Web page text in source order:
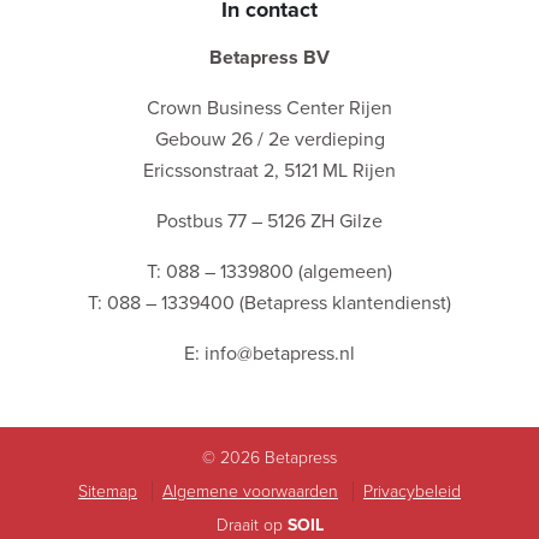
In contact
Betapress BV
Crown Business Center Rijen
Gebouw 26 / 2e verdieping
Ericssonstraat 2, 5121 ML Rijen
Postbus 77 – 5126 ZH Gilze
T: 088 – 1339800 (algemeen)
T: 088 – 1339400 (Betapress klantendienst)
E: info@betapress.nl
© 2026 Betapress
Sitemap
Algemene voorwaarden
Privacybeleid
Draait op SOIL